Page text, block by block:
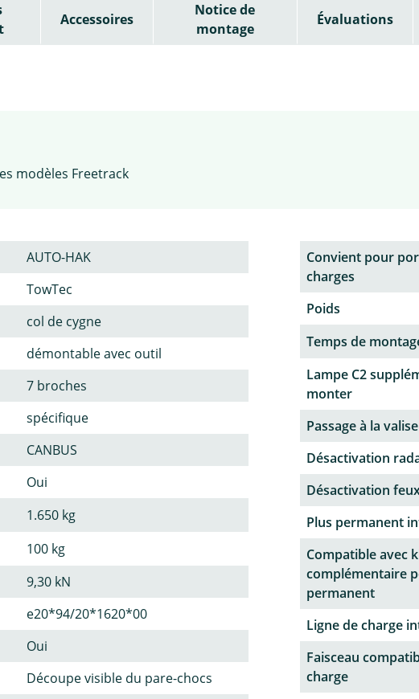
Accessoires
Notice de
montage
Évaluations
modèles Freetrack
AUTO-HAK
TowTec
col de cygne
démontable avec outil
7 broches
spécifique
CANBUS
Oui
1.650 kg
100 kg
9,30 kN
e20*94/20*1620*00
Oui
Découpe visible du pare-chocs
Convient pour
charges
Poids
Temps de
Lampe C2
monter
Passage à la
Désactivation
Désactivation
Plus permanent
Compatible avec
complémentaire
permanent
Ligne de charge
Faisceau
charge